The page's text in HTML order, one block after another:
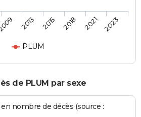
PLUM
2013 2015 2018 2021 2023
de PLUM par sexe
nombre de décès (source :